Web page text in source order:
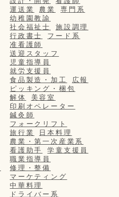
運送業
農業
専門系
幼稚園教諭
社会福祉士
施設調理
行政書士
フード系
准看護師
送迎スタッフ
児童指導員
就労支援員
食品製造・加工
広報
ピッキング・梱包
解体
美容室
印刷オペレーター
鍼灸師
フォークリフト
旅行業
日本料理
農業・第一次産業系
看護助手
学童支援員
職業指導員
修理・整備
マーケティング
中華料理
ドライバー系